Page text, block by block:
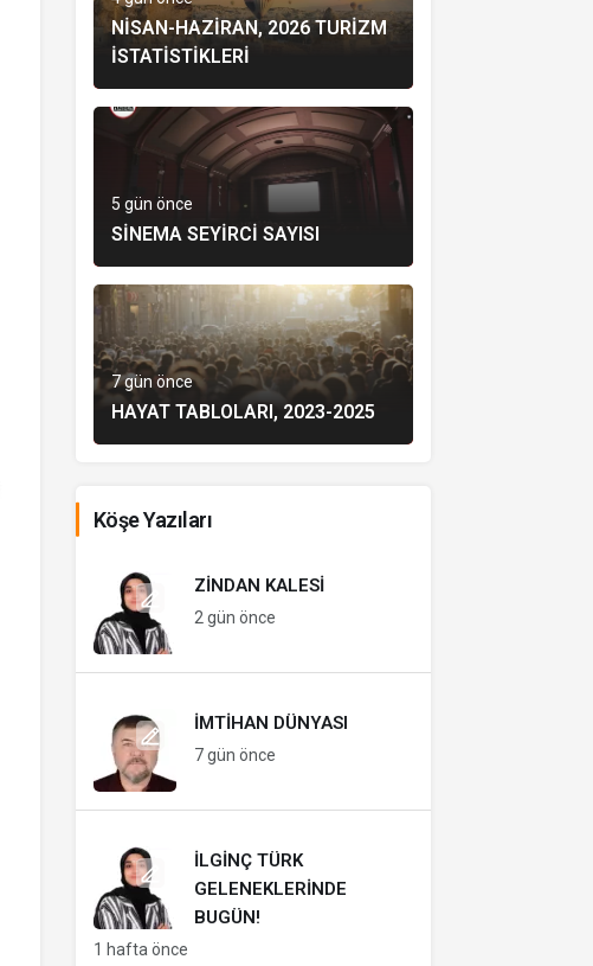
NISAN-HAZIRAN, 2026 TURIZM
İSTATISTIKLERI
5 gün önce
SINEMA SEYIRCI SAYISI
7 gün önce
HAYAT TABLOLARI, 2023-2025
Köşe Yazıları
ZINDAN KALESI
2 gün önce
İMTIHAN DÜNYASI
7 gün önce
İLGINÇ TÜRK
GELENEKLERINDE
BUGÜN!
1 hafta önce